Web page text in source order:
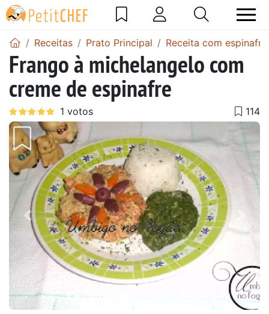
Receitas Prato Principal Receita com espinafre
Frango à michelangelo com
creme de espinafre
Anterior